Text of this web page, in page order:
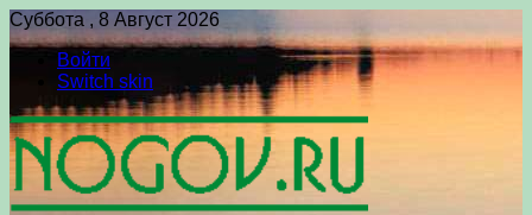
Суббота , 8 Август 2026
Войти
Switch skin